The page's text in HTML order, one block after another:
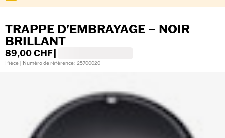
TRAPPE D'EMBRAYAGE – NOIR
BRILLANT
89,00 CHF
Pièce | Numéro de référence : 25700020